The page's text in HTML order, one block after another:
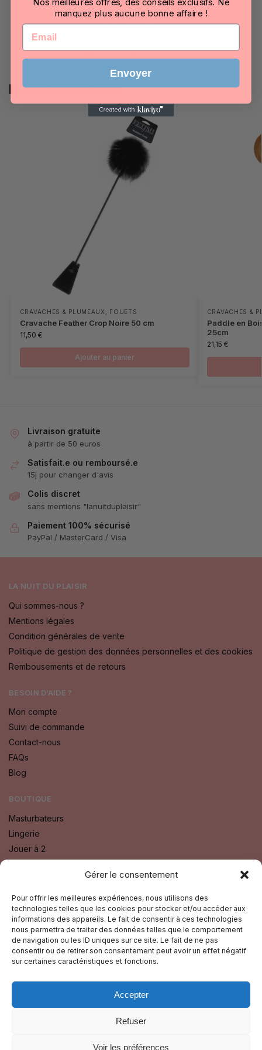
Gérer le consentement
Pour offrir les meilleures expériences, nous utilisons des
technologies telles que les cookies pour stocker et/ou accéder aux
informations des appareils. Le fait de consentir à ces technologies
nous permettra de traiter des données telles que le comportement
de navigation ou les ID uniques sur ce site. Le fait de ne pas
consentir ou de retirer son consentement peut avoir un effet négatif
sur certaines caractéristiques et fonctions.
Accepter
Refuser
Voir les préférences
Catégories :
Marque : LuxuryFantasy
Produits similaires
CRAVACHES & PLUMEAUX FOUETS
Cravache Feather Crop Noire 50 cm
11,50 €
Ajouter au panier
CRAVACHES &
Paddle en
25cm
21,15 €
Livraison gratuite
à partir de 50 euros
Satisfait.e ou remboursé.e
15j pour changer d'avis
Colis discret
sans mentions "lanuitduplaisir"
Paiement 100% sécurisé
PayPal / MasterCard / Visa
LA NUIT DU PLAISIR
Qui sommes-nous ?
Mentions légales
Condition générales de vente
Politique de gestion des données personnelles et des cookies
Rembousements et de retours
BESOIN D’AIDE ?
Mon compte
Suivi de commande
Contact-nous
FAQs
Blog
BOUTIQUE
Masturbateurs
Lingerie
Jouer à 2
Sextoys
Fétichisme SM
SUIVEZ-NOUS SUR :
Facebook
Nos meilleures offres, des conseils exclusifs. Ne
manquez plus aucune bonne affaire !
Email
Envoyer